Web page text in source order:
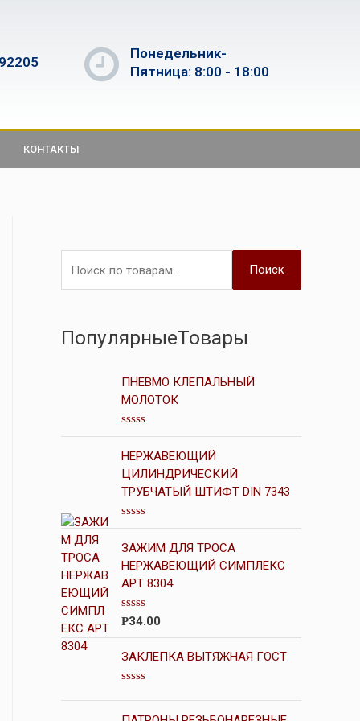
Понедельник-
Пятница: 8:00 - 18:00
КОНТАКТЫ
Поиск
ПопулярныеТовары
ПНЕВМО КЛЕПАЛЬНЫЙ
МОЛОТОК
О
ц
е
н
к
а
0
з
5
НЕРЖАВЕЮЩИЙ
ЦИЛИНДРИЧЕСКИЙ
ТРУБЧАТЫЙ ШТИФТ DIN 7343
О
ц
е
н
к
а
0
з
5
ЗАЖИМ ДЛЯ ТРОСА
НЕРЖАВЕЮЩИЙ СИМПЛЕКС
АРТ 8304
О
н
а
и
з
Р34.00
ЗАКЛЕПКА ВЫТЯЖНАЯ ГОСТ
е